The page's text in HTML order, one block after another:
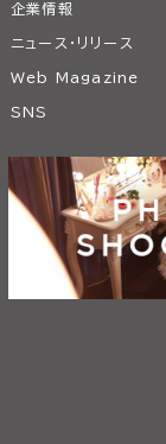
企業情報
ニュース・リリース
Web Magazine
SNS